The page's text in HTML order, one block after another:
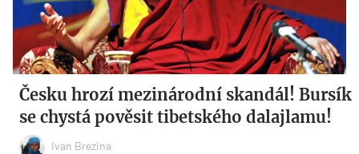
Česku hrozí mezinárodní skandál! Bursík
se chystá pověsit tibetského dalajlamu!
Ivan Brezina